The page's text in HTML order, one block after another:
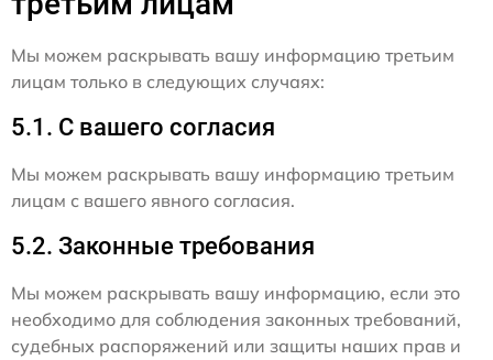
Мы можем раскрывать вашу информацию третьим
лицам только в следующих случаях:
5.1. С вашего согласия
Мы можем раскрывать вашу информацию третьим
лицам с вашего явного согласия.
5.2. Законные требования
Мы можем раскрывать вашу информацию, если это
необходимо для соблюдения законных требований,
судебных распоряжений или защиты наших прав и